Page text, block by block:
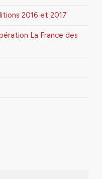
2016 et 2017
La France des